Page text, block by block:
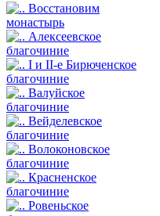
Восстановим
монастырь
Алексеевское
благочиние
I и II-е Бирюченское
благочиние
Валуйское
благочиние
Вейделевское
благочиние
Волоконовское
благочиние
Красненское
благочиние
Ровеньское